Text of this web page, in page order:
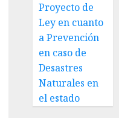
Proyecto de
Ley en cuanto
a Prevención
en caso de
Desastres
Naturales en
el estado